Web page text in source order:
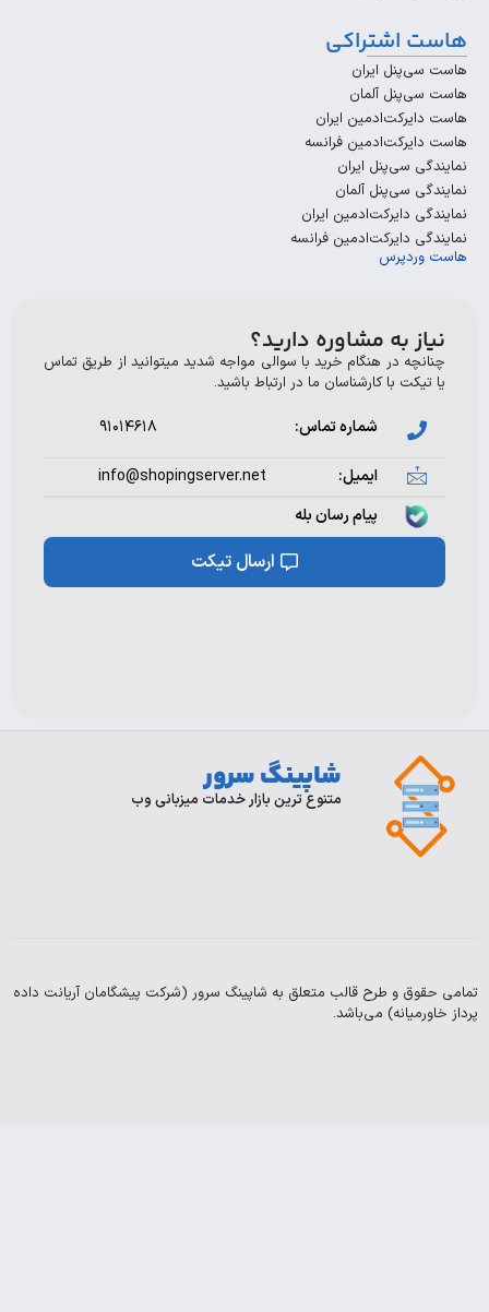
ایران
آلمان
ایران
فرانسه
ایران
سی‌پنل آلمان
دایرکت‌ادمین ایران
دایرکت‌ادمین فرانسه
به مشاوره دارید؟
در هنگام خرید با سوالی مواجه شدید میتوانید از طریق تماس
با کارشناسان ما در ارتباط باشید.
شماره تماس:
ایمیل:
info@shopingserver.net
پیام رسان بله
ارسال تیکت
شاپینگ سرور
متنوع ترین بازار خدمات میزبانی وب
و طرح قالب متعلق به شاپینگ سرور (شرکت پیشگامان آریانت داده
می‌باشد.
Copyright